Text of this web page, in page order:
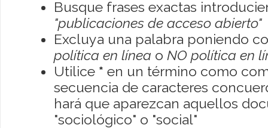
Busque frases exactas
"publicaciones de acceso abierto"
Excluya una palabra poniendo
política en línea o NO política en
Utilice * en un término como
secuencia de caracteres
hará que aparezcan aquellos
"sociológico" o "social"